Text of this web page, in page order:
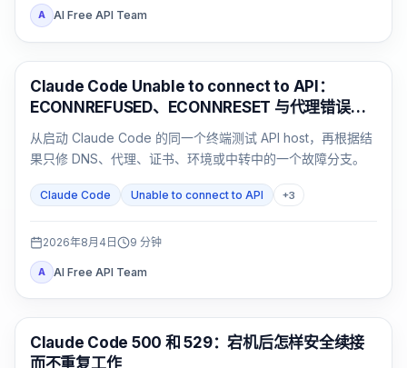
A AI Free API Team
Claude Code
Claude Code Unable to connect to API：
ECONNREFUSED、ECONNRESET 与代理错误排
从启动 Claude Code 的同一个终端测试 API host，再根据结
果只修 DNS、代理、证书、环境或中转中的一个故障分支。
Claude Code Unable to connect to API +3
2026年8月4日 9 分钟
A AI Free API Team
Claude Code
Claude Code 500 和 529：宕机后怎样安全续接
而不重复工作